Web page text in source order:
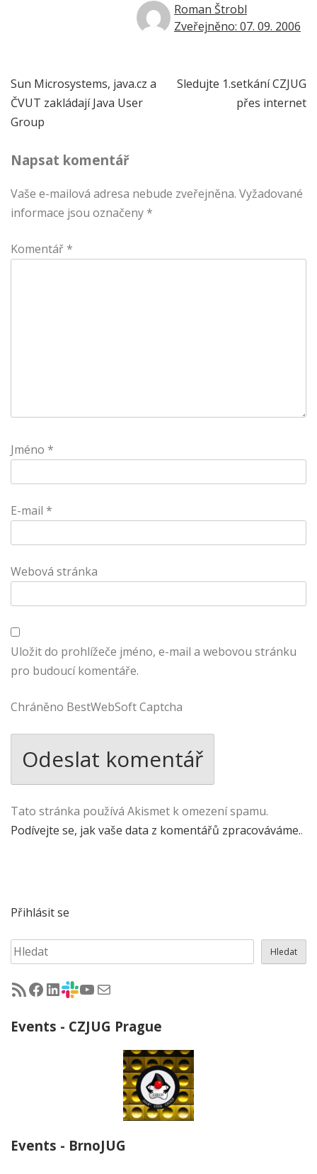
Roman Štrobl
Zveřejněno: 07. 09. 2006
Navigace
pro
Sun Microsystems, java.cz a
ČVUT zakládají Java User
Group
Sledujte 1.setkání CZJUG
přes internet
Napsat komentář
Vaše e-mailová adresa nebude zveřejněna. Vyžadované
informace jsou označeny *
Komentář *
Jméno *
E-mail *
Webová stránka
Uložit do prohlížeče jméno, e-mail a webovou stránku
pro budoucí komentáře.
Chráněno BestWebSoft Captcha
Tato stránka používá Akismet k omezení spamu.
Podívejte se, jak vaše data z komentářů zpracováváme..
Přihlásit se
Hledat Hledat
RSS - články na jug.cz
Facebook skupina Czech Java User Group
LinkedIn skupina Czech Java User Group
CZJUG Slack fórum
CZJUG YouTube kanálCZJUG email
Events - CZJUG Prague
Events - BrnoJUG